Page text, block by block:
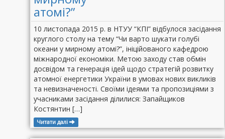
атомі?”
10 листопада 2015 р. в НТУУ “КПІ” відбулося засідання
круглого столу на тему “Чи варто шукати голубі
океани у мирному атомі?”, ініційованого кафедрою
міжнародної економіки. Метою заходу став обмін
досвідом та генерація ідей щодо стратегій розвитку
атомної енергетики України в умовах нових викликів
та невизначеності. Своїми ідеями та пропозиціями з
учасниками засідання ділилися: Запайщиков
Костянтин […]
Читати далі